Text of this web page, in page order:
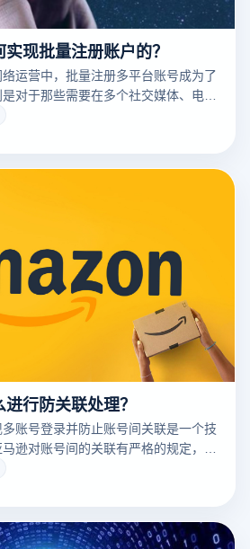
现批量注册账户的？
运营中，批量注册多平台账号成为了
对于那些需要在多个社交媒体、电商
个账号的用户。然而，由于大多数平
多个账号都有严格的限制，这就使得
显得尤为重要。
行防关联处理？
账号登录并防止账号间关联是一个技
逊对账号间的关联有严格的规定，因
需要格外谨慎，以避免违反规则导致
下，云登指纹浏览器的技术特性为解